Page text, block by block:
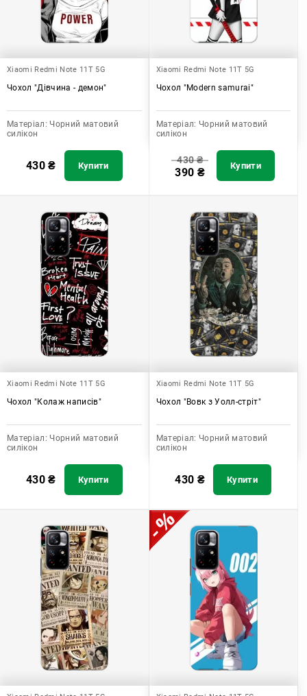
Xiaomi Redmi Note 11T 5G
Чохол "Дівчина - демон"
Матеріал: Чорний матовий
силікон
430₴ Купити
Xiaomi Redmi Note 11T 5G
Чохол "Modern samurai"
Матеріал: Чорний матовий
силікон
430₴
390 ₴ Купити
Xiaomi Redmi Note 11T 5G
Чохол "Колаж написів"
Матеріал: Чорний матовий
силікон
430₴ Купити
Xiaomi Redmi Note 11T 5G
Чохол "Вовк з Уолл-стріт"
Матеріал: Чорний матовий
силікон
430 ₴ Купити